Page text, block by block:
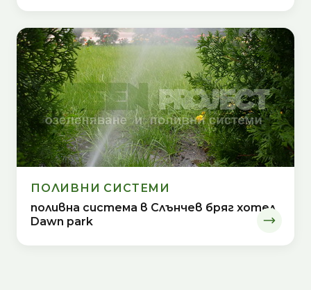
ПОЛИВНИ СИСТЕМИ
поливна система в Слънчев бряг хотел
Dawn park